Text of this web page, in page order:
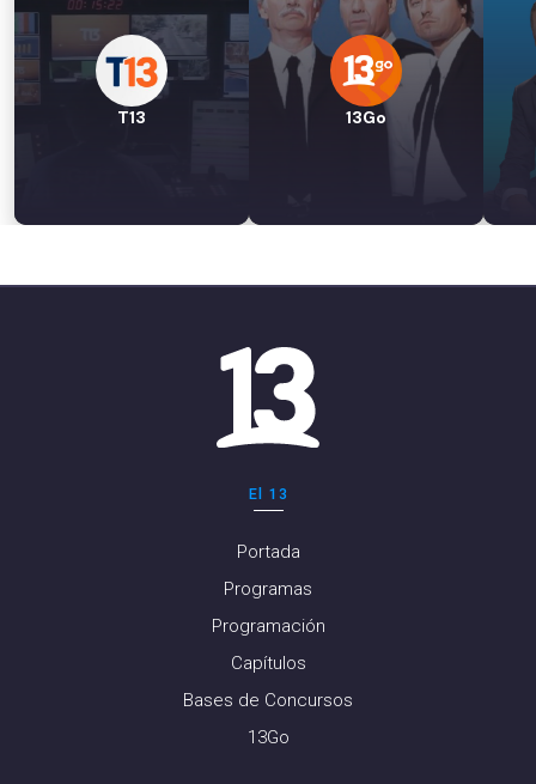
T13 13Go
El 13
Portada
Programas
Programación
Capítulos
Bases de Concursos
13Go